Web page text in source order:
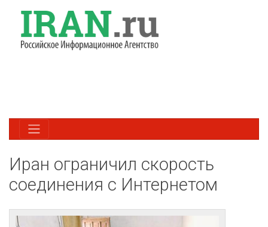
Иран ограничил скорость
соединения с Интернетом